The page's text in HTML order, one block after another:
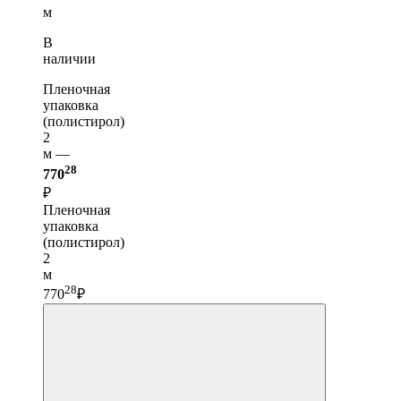
м
В
наличии
Пленочная
упаковка
(полистирол)
2
м —
77028
₽
Пленочная
упаковка
(полистирол)
2
м
77028₽